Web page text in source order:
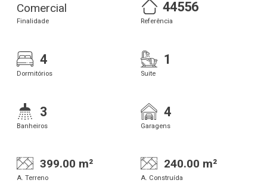
Comercial
Finalidade
44556
Referência
4
Dormitórios
1
Suite
3
Banheiros
4
Garagens
399.00 m²
A. Terreno
240.00 m²
A. Construída